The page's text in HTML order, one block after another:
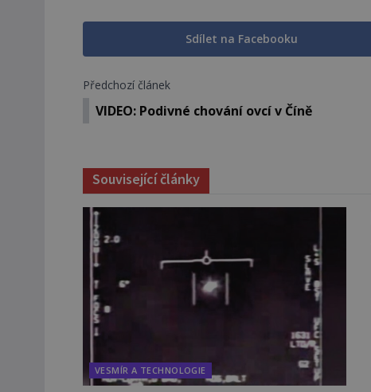
Sdílet na Facebooku
Předchozí článek
VIDEO: Podivné chování ovcí v Číně
Související články
VESMÍR A TECHNOLOGIE